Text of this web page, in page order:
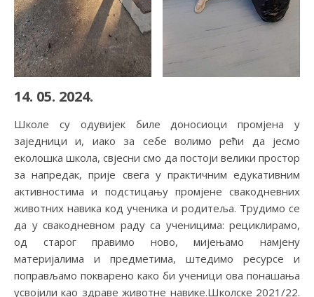
14. 05. 2024.
Школе су одувијек биле доносиоци промјена у
заједници и, иако за себе волимо рећи да јесмо
еколошка школа, свјесни смо да постоји велики простор
за напредак, прије свега у практичним едукативним
активностима и подстицању промјене свакодневних
животних навика код ученика и родитеља. Трудимо се
да у свакодневном раду са ученицима: рециклирамо,
од старог правимо ново, мијењамо намјену
материјалима и предметима, штедимо ресурсе и
поправљамо покварено како би ученици ова понашања
усвојили као здраве животне навике.Школске 2021/22.